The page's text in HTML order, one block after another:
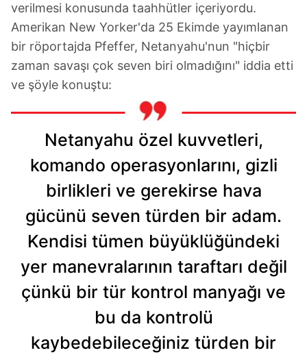
verilmesi konusunda taahhütler içeriyordu.
Amerikan New Yorker'da 25 Ekimde yayımlanan
bir röportajda Pfeffer, Netanyahu'nun "hiçbir
zaman savaşı çok seven biri olmadığını" iddia etti
ve şöyle konuştu:
Netanyahu özel kuvvetleri,
komando operasyonlarını, gizli
birlikleri ve gerekirse hava
gücünü seven türden bir adam.
Kendisi tümen büyüklüğündeki
yer manevralarının taraftarı değil
çünkü bir tür kontrol manyağı ve
bu da kontrolü
kaybedebileceğiniz türden bir